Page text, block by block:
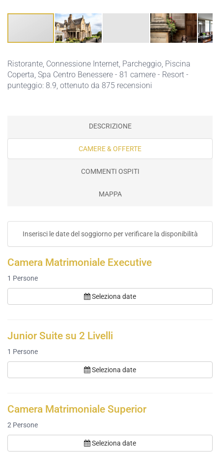
Ristorante, Connessione Internet, Parcheggio, Piscina
Coperta, Spa Centro Benessere - 81 camere - Resort -
punteggio: 8.9, ottenuto da 875 recensioni
DESCRIZIONE
CAMERE & OFFERTE
COMMENTI OSPITI
MAPPA
Inserisci le date del soggiorno per verificare la disponibilità
Camera Matrimoniale Executive
1 Persone
Seleziona date
Junior Suite su 2 Livelli
1 Persone
Seleziona date
Camera Matrimoniale Superior
2 Persone
Seleziona date